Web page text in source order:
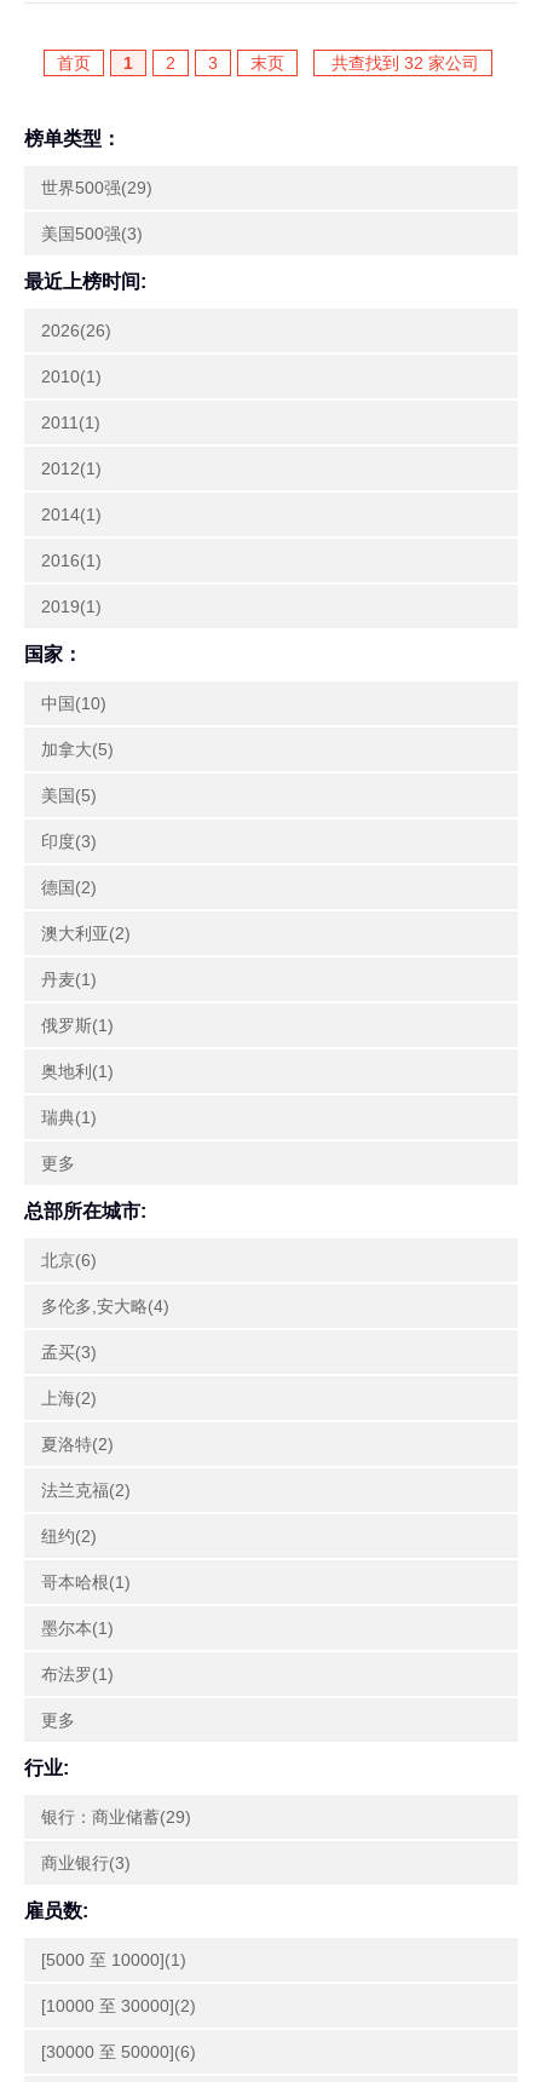
首页 1 2 3 末页 共查找到 32 家公司
榜单类型：
世界500强(29)
美国500强(3)
最近上榜时间:
2026(26)
2010(1)
2011(1)
2012(1)
2014(1)
2016(1)
2019(1)
国家：
中国(10)
加拿大(5)
美国(5)
印度(3)
德国(2)
澳大利亚(2)
丹麦(1)
俄罗斯(1)
奥地利(1)
瑞典(1)
更多
总部所在城市:
北京(6)
多伦多,安大略(4)
孟买(3)
上海(2)
夏洛特(2)
法兰克福(2)
纽约(2)
哥本哈根(1)
墨尔本(1)
布法罗(1)
更多
行业:
银行：商业储蓄(29)
商业银行(3)
雇员数:
[5000 至 10000](1)
[10000 至 30000](2)
[30000 至 50000](6)